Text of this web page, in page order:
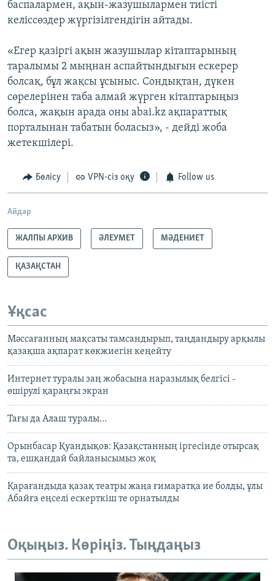
баспалармен, ақын-жазушылармен тиісті
келіссөздер жүргізілгендігін айтады.
«Егер қазіргі ақын жазушылар кітаптарының
таралымы 2 мыңнан аспайтындығын ескерер
болсақ, бұл жақсы ұсыныс. Сондықтан, дүкен
сөрелерінен таба алмай жүрген кітаптарыңыз
болса, жақын арада оны abai.kz ақпараттық
порталынан табатын боласыз», - дейді жоба
жетекшілері.
Бөлісу VPN-сіз оқу Follow us
Айдар
ЖАЛПЫ АРХИВ ӘЛЕУМЕТ МӘДЕНИЕТ
ҚАЗАҚСТАН
Ұқсас
Мәссағанның мақсаты тамсандырып, таңдандыру арқылы
қазақша ақпарат көкжиегін кеңейту
Интернет туралы заң жобасына наразылық белгісі -
өшірулі қараңғы экран
Тағы да Алаш туралы…
Орынбасар Қуандықов: Қазақстанның іргесінде отырсақ
та, ешқандай байланысымыз жоқ
Қарағандыда қазақ театры жаңа ғимаратқа ие болды, ұлы
Абайға еңселі ескерткіш те орнатылды
Оқыңыз. Көріңіз. Тыңдаңыз